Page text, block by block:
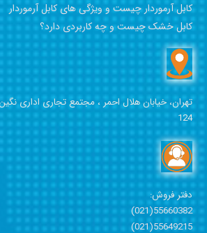
کابل آرموردار چیست و ویژگی های کابل آرموردار
کابل خشک چیست و چه کاربردی دارد؟
تهران، خیابان هلال احمر ،مجتمع تجاری اداری
124
دفتر فروش:
55660382(021)
55649215(021)